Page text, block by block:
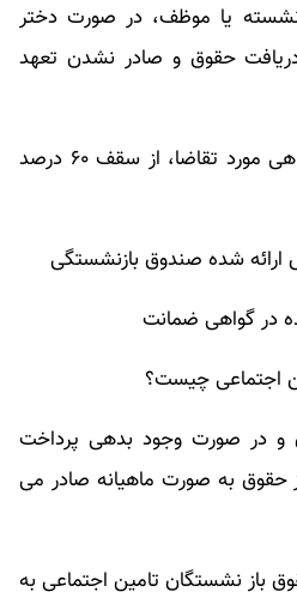
یا موظف، در صورت دختر
حقوق و صادر نشدن تعهد
تجاوز نکردن مبلغ قسط گواهی مورد تقاضا، از سقف ۶۰ درصد
شده صندوق بازنشستگی
در گواهی ضمانت
و در صورت وجود بدهی پرداخت
حقوق به صورت ماهیانه صادر می
باز نشستگان تامین اجتماعی به